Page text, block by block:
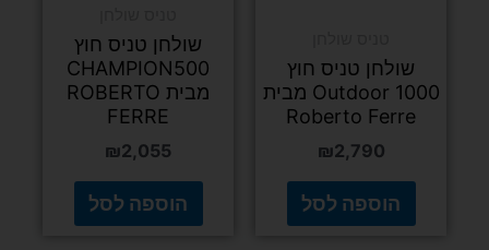
שולחן טניס חוץ
Outdoor 1000 מבית
Roberto Ferre
₪2,790
הוספה לסל
שולחן טניס חוץ
CHAMPION500
מבית ROBERTO
FERRE
₪2,055
הוספה לסל